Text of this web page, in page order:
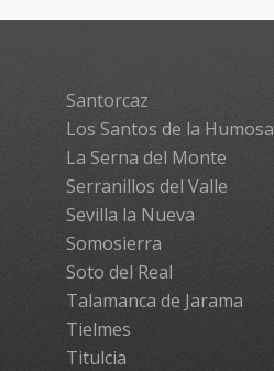
Santorcaz
Los Santos de la Humosa
La Serna del Monte
Serranillos del Valle
Sevilla la Nueva
Somosierra
Soto del Real
Talamanca de Jarama
Tielmes
Titulcia